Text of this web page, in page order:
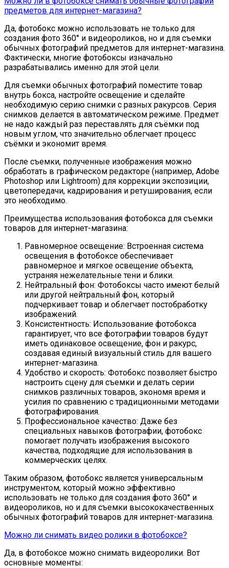
предметов для интернет-магазина?
Да, фотобокс можно использовать не только для
создания фото 360° и видеороликов, но и для съемки
обычных фотографий предметов для интернет-магазина.
Фактически, многие фотобоксы изначально
разрабатывались именно для этой цели.
Для съемки обычных фотографий поместите товар
внутрь бокса, настройте освещение и сделайте
необходимую серию снимки с разных ракурсов. Серия
снимков делается в автоматическом режиме. Предмет
не надо каждый раз переставлять для съёмки под
новым углом, что значительно облегчает процесс
съёмки и экономит время.
После съемки, полученные изображения можно
обработать в графическом редакторе (например, Adobe
Photoshop или Lightroom) для коррекции экспозиции,
цветопередачи, кадрирования и ретуширования, если
это необходимо.
Преимущества использования фотобокса для съемки
товаров для интернет-магазина:
Равномерное освещение: Встроенная система
освещения в фотобоксе обеспечивает
равномерное и мягкое освещение объекта,
устраняя нежелательные тени и блики.
Нейтральный фон: Фотобоксы часто имеют белый
или другой нейтральный фон, который
подчеркивает товар и облегчает постобработку
изображений.
Консистентность: Использование фотобокса
гарантирует, что все фотографии товаров будут
иметь одинаковое освещение, фон и ракурс,
создавая единый визуальный стиль для вашего
интернет-магазина.
Удобство и скорость: Фотобокс позволяет быстро
настроить сцену для съемки и делать серии
снимков различных товаров, экономя время и
усилия по сравнению с традиционными методами
фотографирования.
Профессиональное качество: Даже без
специальных навыков фотографии, фотобокс
помогает получать изображения высокого
качества, подходящие для использования в
коммерческих целях.
Таким образом, фотобокс является универсальным
инструментом, который можно эффективно
использовать не только для создания фото 360° и
видеороликов, но и для съемки высококачественных
обычных фотографий товаров для интернет-магазина.
Можно ли снимать видео ролики в фотобоксе?
Да, в фотобоксе можно снимать видеоролики. Вот
основные моменты: